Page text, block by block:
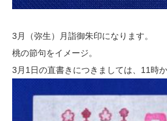
3月（弥生）月詣御朱印になります。
桃の節句をイメージ。
3月1日の直書きにつきましては、11時